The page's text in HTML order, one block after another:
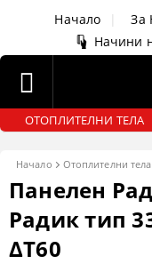
Начало За
Начини
ОТОПЛИТЕЛНИ ТЕЛА
Начало Отоплителни тела
Панелен
Радик тип
ΔT60